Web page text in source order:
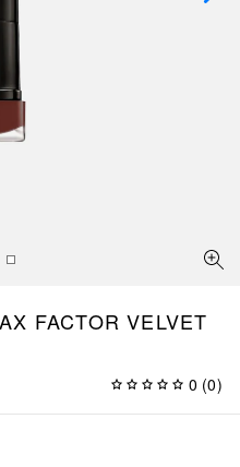
FACTOR VELVET
0 (0)